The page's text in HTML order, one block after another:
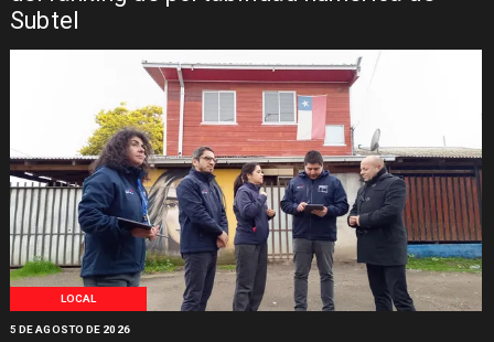
Subtel
LOCAL
5 DE AGOSTO DE 2026